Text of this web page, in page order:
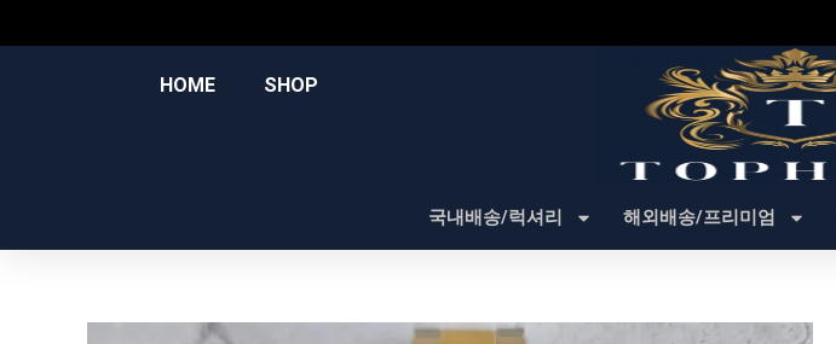
텐
HOME SHOP
국내배송/럭셔리 해외배송/프리미엄